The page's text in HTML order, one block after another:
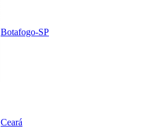
Botafogo-SP
Ceará